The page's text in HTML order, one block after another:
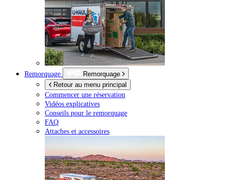
Remorquage
Remorquage
Retour au menu principal
Commencer une réservation
Vidéos explicatives
Conseils pour le remorquage
FAQ
Attaches et accessoires